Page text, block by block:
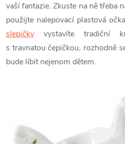
vaší fantazie. Zkuste na ně třeba
použijte nalepovací plastová
slepičky vystavíte tradiční
s travnatou čepičkou, rozhodně
bude líbit nejenom dětem.